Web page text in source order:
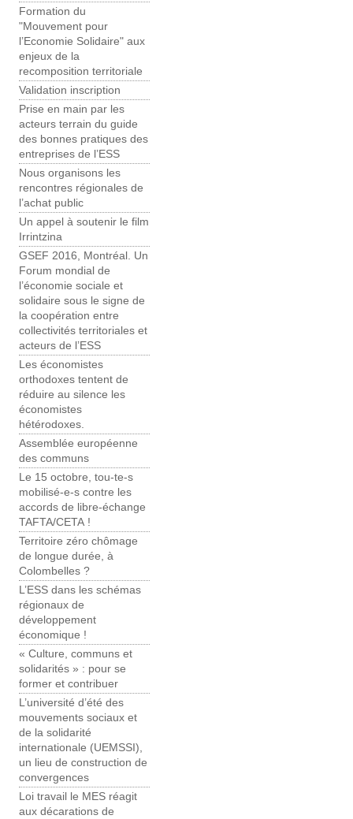
Formation du
"Mouvement pour
l’Economie Solidaire" aux
enjeux de la
recomposition territoriale
Validation inscription
Prise en main par les
acteurs terrain du guide
des bonnes pratiques des
entreprises de l’ESS
Nous organisons les
rencontres régionales de
l’achat public
Un appel à soutenir le film
Irrintzina
GSEF 2016, Montréal. Un
Forum mondial de
l’économie sociale et
solidaire sous le signe de
la coopération entre
collectivités territoriales et
acteurs de l’ESS
Les économistes
orthodoxes tentent de
réduire au silence les
économistes
hétérodoxes.
Assemblée européenne
des communs
Le 15 octobre, tou-te-s
mobilisé-e-s contre les
accords de libre-échange
TAFTA/CETA !
Territoire zéro chômage
de longue durée, à
Colombelles ?
L’ESS dans les schémas
régionaux de
développement
économique !
« Culture, communs et
solidarités » : pour se
former et contribuer
L’université d’été des
mouvements sociaux et
de la solidarité
internationale (UEMSSI),
un lieu de construction de
convergences
Loi travail le MES réagit
aux décarations de